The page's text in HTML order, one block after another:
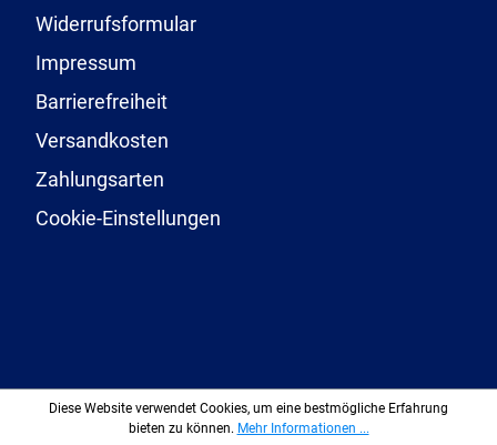
Widerrufsformular
Impressum
Barrierefreiheit
Versandkosten
Zahlungsarten
Cookie-Einstellungen
Diese Website verwendet Cookies, um eine bestmögliche Erfahrung
bieten zu können. Mehr Informationen ...